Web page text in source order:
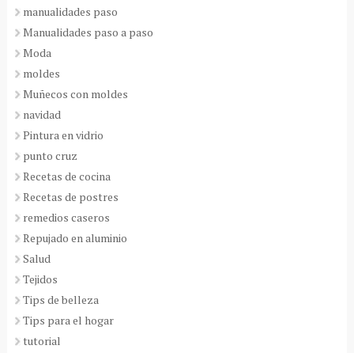
manualidades paso
Manualidades paso a paso
Moda
moldes
Muñecos con moldes
navidad
Pintura en vidrio
punto cruz
Recetas de cocina
Recetas de postres
remedios caseros
Repujado en aluminio
Salud
Tejidos
Tips de belleza
Tips para el hogar
tutorial